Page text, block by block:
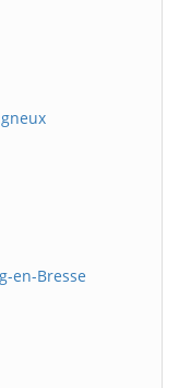
en-Bresse